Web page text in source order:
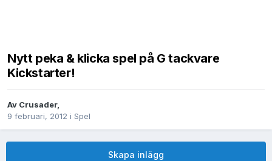
Nytt peka & klicka spel på G tackvare
Kickstarter!
Av Crusader,
9 februari, 2012 i Spel
Skapa inlägg